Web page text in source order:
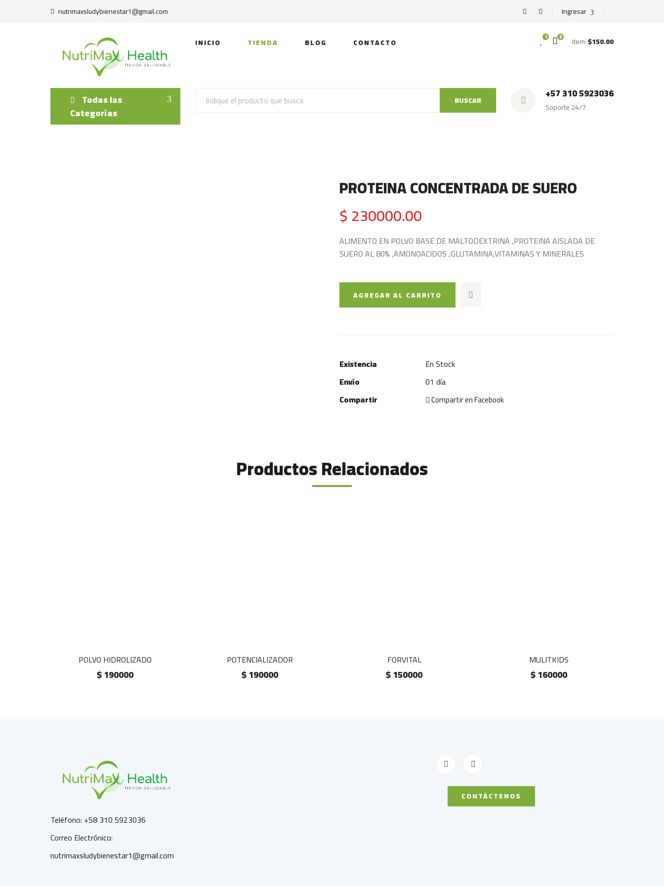
nutrimaxsludybienestar1@gmail.com Ingresar
INICIO TIENDA BLOG CONTACTO 1 3 item:$150.00
Todas las
Categorías
BUSCAR +57 310 5923036
Soporte 24/7
PROTEINA CONCENTRADA DE SUERO
$ 230000.00
ALIMENTO EN POLVO BASE DE MALTODEXTRINA ,PROTEINA AISLADA DE
SUERO AL 80% ,AMONOACIDOS ,GLUTAMINA,VITAMINAS Y MINERALES
AGREGAR AL CARRITO
Existencia
En Stock
Envío
01 día
Compartir
Compartir en Facebook
Productos Relacionados
POLVO HIDROLIZADO
$ 190000
POTENCIALIZADOR
$ 190000
FORVITAL
$ 150000
MULITKIDS
$ 160000
Teléfono: +58 310 5923036
Correo Electrónico:
nutrimaxsludybienestar1@gmail.com
CONTÁCTENOS